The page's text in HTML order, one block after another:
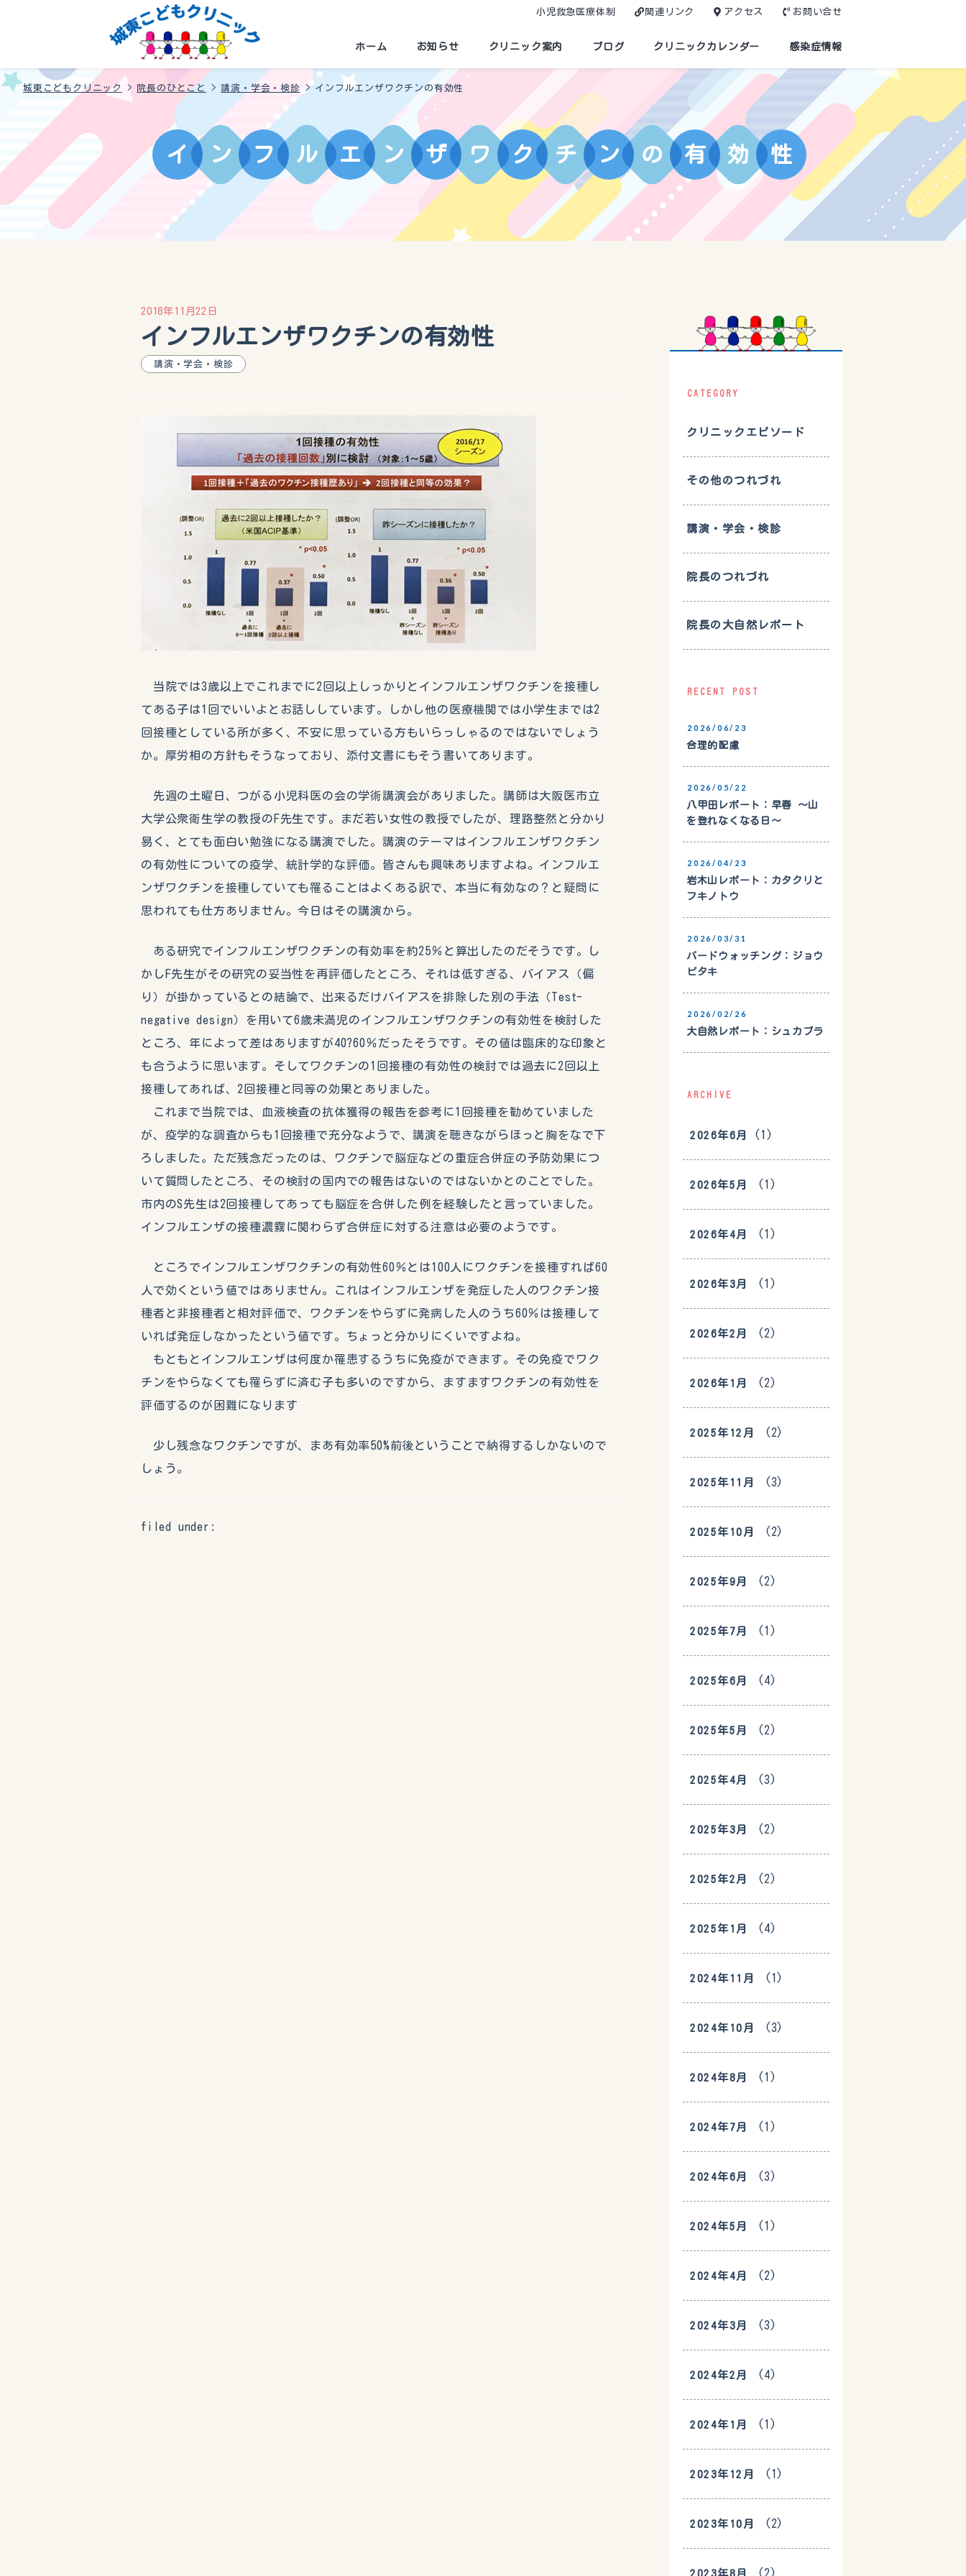
小児救急医療体制 関連リンク アクセス お問い合せ
ホーム お知らせ クリニック案内 ブログ クリニックカレンダー 感染症情報
城東こどもクリニック > 院長のひとこと > 講演・学会・検診 > インフルエンザワクチンの有効性
イ ン フ ル エ ン ザ ワ ク チ ン の 有 効 性
2018年11月22日
インフルエンザワクチンの有効性
講演・学会・検診
当院では3歳以上でこれまでに2回以上しっかりとインフルエンザワクチンを接種し
てある子は1回でいいよとお話ししています。しかし他の医療機関では小学生までは2
回接種としている所が多く、不安に思っている方もいらっしゃるのではないでしょう
か。厚労相の方針もそうなっており、添付文書にもそう書いてあります。
先週の土曜日、つがる小児科医の会の学術講演会がありました。講師は大阪医市立
大学公衆衛生学の教授のF先生です。まだ若い女性の教授でしたが、理路整然と分かり
易く、とても面白い勉強になる講演でした。講演のテーマはインフルエンザワクチン
の有効性についての疫学、統計学的な評価。皆さんも興味ありますよね。インフルエ
ンザワクチンを接種していても罹ることはよくある訳で、本当に有効なの？と疑問に
思われても仕方ありません。今日はその講演から。
ある研究でインフルエンザワクチンの有効率を約25％と算出したのだそうです。し
かしF先生がその研究の妥当性を再評価したところ、それは低すぎる、バイアス（偏
り）が掛かっているとの結論で、出来るだけバイアスを排除した別の手法（Test-
negative design）を用いて6歳未満児のインフルエンザワクチンの有効性を検討した
ところ、年によって差はありますが40?60％だったそうです。その値は臨床的な印象と
も合うように思います。そしてワクチンの1回接種の有効性の検討では過去に2回以上
接種してあれば、2回接種と同等の効果とありました。
これまで当院では、血液検査の抗体獲得の報告を参考に1回接種を勧めていました
が、疫学的な調査からも1回接種で充分なようで、講演を聴きながらほっと胸をなで下
ろしました。ただ残念だったのは、ワクチンで脳症などの重症合併症の予防効果につ
いて質問したところ、その検討の国内での報告はないのではないかとのことでした。
市内のS先生は2回接種してあっても脳症を合併した例を経験したと言っていました。
インフルエンザの接種濃霧に関わらず合併症に対する注意は必要のようです。
ところでインフルエンザワクチンの有効性60％とは100人にワクチンを接種すれば60
人で効くという値ではありません。これはインフルエンザを発症した人のワクチン接
種者と非接種者と相対評価で、ワクチンをやらずに発病した人のうち60％は接種して
いれば発症しなかったという値です。ちょっと分かりにくいですよね。
もともとインフルエンザは何度か罹患するうちに免疫ができます。その免疫でワク
チンをやらなくても罹らずに済む子も多いのですから、ますますワクチンの有効性を
評価するのが困難になります
少し残念なワクチンですが、まあ有効率50%前後ということで納得するしかないので
しょう。
filed under:
CATEGORY
クリニックエピソード
その他のつれづれ
講演・学会・検診
院長のつれづれ
院長の大自然レポート
RECENT POST
2026/06/23
合理的配慮
2026/05/22
八甲田レポート：早春 〜山
を登れなくなる日〜
2026/04/23
岩木山レポート：カタクリと
フキノトウ
2026/03/31
バードウォッチング：ジョウ
ビタキ
2026/02/26
大自然レポート：シュカブラ
ARCHIVE
2026年6月 (1)
2026年5月 (1)
2026年4月 (1)
2026年3月 (1)
2026年2月 (2)
2026年1月 (2)
2025年12月 (2)
2025年11月 (3)
2025年10月 (2)
2025年9月 (2)
2025年7月 (1)
2025年6月 (4)
2025年5月 (2)
2025年4月 (3)
2025年3月 (2)
2025年2月 (2)
2025年1月 (4)
2024年11月 (1)
2024年10月 (3)
2024年8月 (1)
2024年7月 (1)
2024年6月 (3)
2024年5月 (1)
2024年4月 (2)
2024年3月 (3)
2024年2月 (4)
2024年1月 (1)
2023年12月 (1)
2023年10月 (2)
2023年8月 (2)